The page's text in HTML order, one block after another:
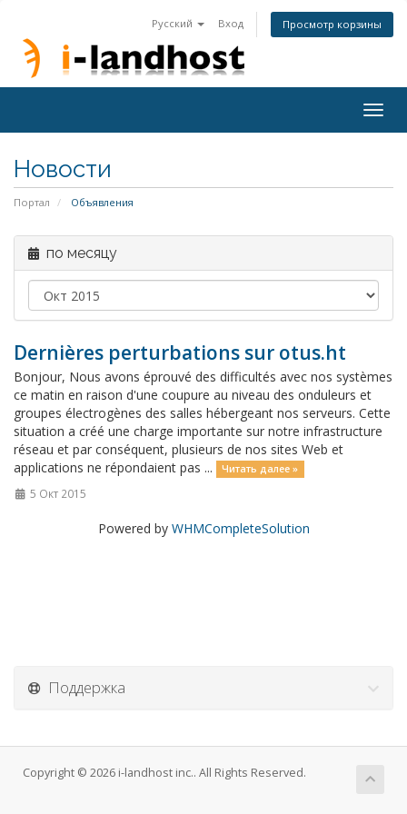
Русский Вход Просмотр корзины
Новости
Портал Объявления
по месяцу
Dernières perturbations sur otus.ht
Bonjour, Nous avons éprouvé des difficultés avec nos systèmes
ce matin en raison d'une coupure au niveau des onduleurs et
groupes électrogènes des salles hébergeant nos serveurs. Cette
situation a créé une charge importante sur notre infrastructure
réseau et par conséquent, plusieurs de nos sites Web et
applications ne répondaient pas ...
Читать далее »
5 Окт 2015
Powered by WHMCompleteSolution
Поддержка
Copyright © 2026 i-landhost inc.. All Rights Reserved.